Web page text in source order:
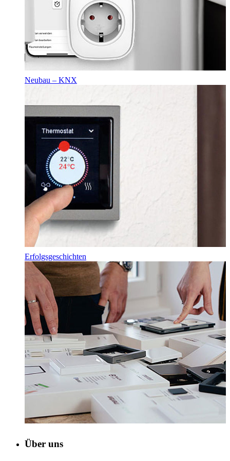
Neubau – KNX
Erfolgsgeschichten
Über uns